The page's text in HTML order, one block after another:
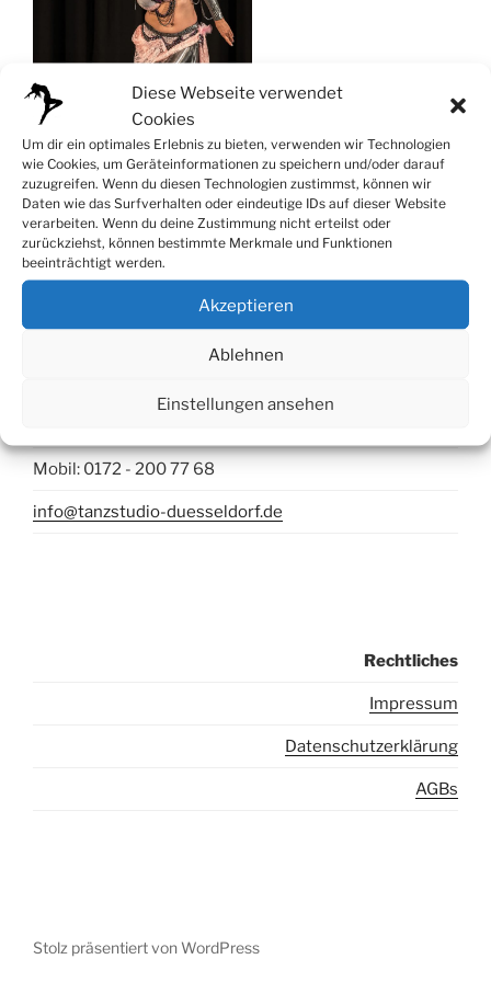
Diese Webseite verwendet
Cookies
Um dir ein optimales Erlebnis zu bieten, verwenden wir Technologien
wie Cookies, um Geräteinformationen zu speichern und/oder darauf
zuzugreifen. Wenn du diesen Technologien zustimmst, können wir
Daten wie das Surfverhalten oder eindeutige IDs auf dieser Website
verarbeiten. Wenn du deine Zustimmung nicht erteilst oder
zurückziehst, können bestimmte Merkmale und Funktionen
beeinträchtigt werden.
Akzeptieren
Ablehnen
Einstellungen ansehen
Mobil: 0172 - 200 77 68
info@tanzstudio-duesseldorf.de
Rechtliches
mpressum
Datenschutzerklärung
AGBs
Stolz präsentiert von WordPress